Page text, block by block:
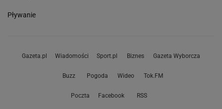
Pływanie
Gazeta.pl Wiadomości Sport.pl Biznes Gazeta Wyborcza
Buzz Pogoda Wideo Tok.FM
Poczta Facebook RSS